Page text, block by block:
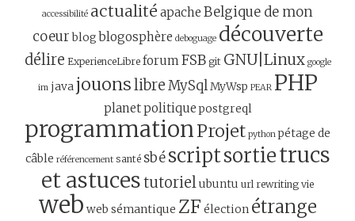
accessibilité actualité apache Belgique de mon
coeurblog blogosphère deboguage découverte
délire ExperienceLibre forumFSB git GNU|Linux google
im javajouonslibreMySqlMyWsp PEAR PHP
planetpolitiquepostgreql
programmationProjet python pétage de
câble référencement santé sbé scriptsortietrucs
et astucestutorielubuntu url rewriting vie
web web sémantique ZF élection étrange